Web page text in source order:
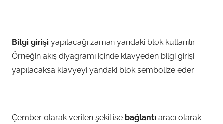
Bilgi girişi yapılacağı zaman yandaki blok kullanılır.
Örneğin akış diyagramı içinde klavyeden bilgi girişi
yapılacaksa klavyeyi yandaki blok sembolize eder.
Çember olarak verilen şekil ise bağlantı aracı olarak